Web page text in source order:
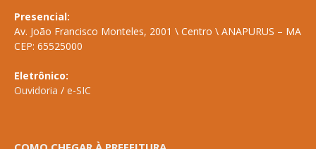
Presencial:
Av. João Francisco Monteles, 2001 \ Centro \ ANAPURUS – MA
CEP: 65525000
Eletrônico:
Ouvidoria / e-SIC